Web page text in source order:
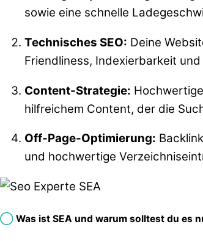
sowie eine schnelle
Technisches SEO: Deine
Friendliness, Indexierbarkeit
Content-Strategie:
hilfreichem Content, der die
Off-Page-Optimierung:
und hochwertige
◯ Was ist SEA und warum solltest du es